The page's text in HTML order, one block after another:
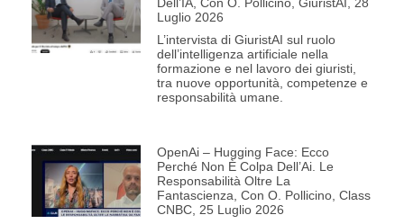
Luglio 2026
L’intervista di GiuristAI sul ruolo
dell’intelligenza artificiale nella
formazione e nel lavoro dei giuristi,
tra nuove opportunità, competenze e
responsabilità umane.
OpenAi – Hugging Face: Ecco
Perché Non È Colpa Dell’Ai. Le
Responsabilità Oltre La
Fantascienza, Con O. Pollicino, Class
CNBC, 25 Luglio 2026